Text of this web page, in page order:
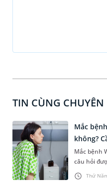
TIN CÙNG CHUYÊN
Thứ
Mắc
không?
Mắc bệnh
câu hỏi
sản quan
Wilson